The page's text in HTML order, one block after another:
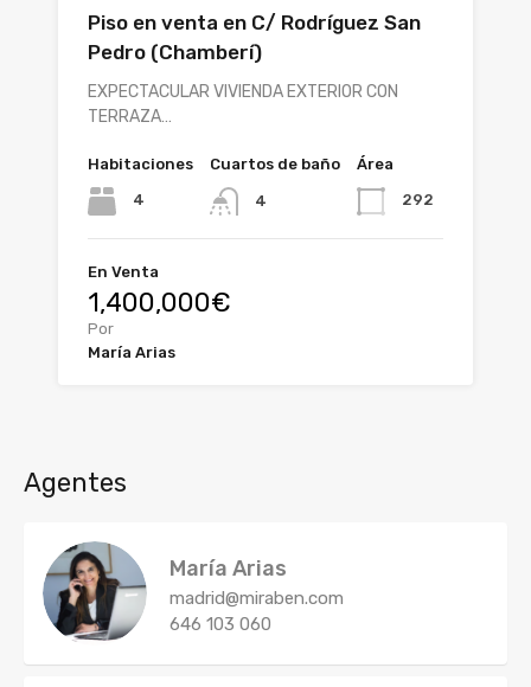
Piso en venta en C/ Rodríguez San
Pedro (Chamberí)
EXPECTACULAR VIVIENDA EXTERIOR CON
TERRAZA…
Habitaciones
4
Cuartos de baño
4
Área
292
En Venta
1,400,000€
Por
María Arias
Agentes
María Arias
madrid@miraben.com
646 103 060